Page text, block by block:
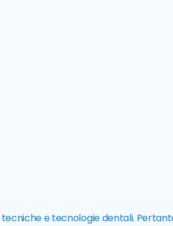
e tecnologie dentali.